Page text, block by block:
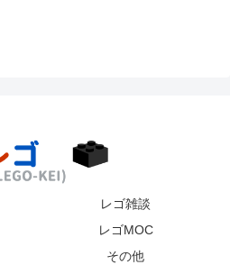
レゴ雑談
レゴMOC
その他